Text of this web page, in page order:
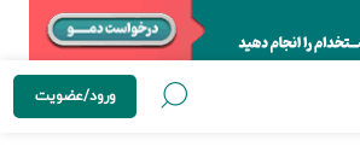
ورود/عضویت